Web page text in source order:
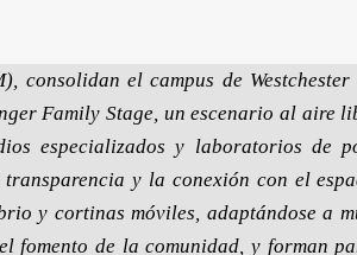
el campus de
Family Stage, un escenario al aire
especializados y laboratorios de
y la conexión con el
y cortinas móviles, adaptándose a
de la comunidad, y forman